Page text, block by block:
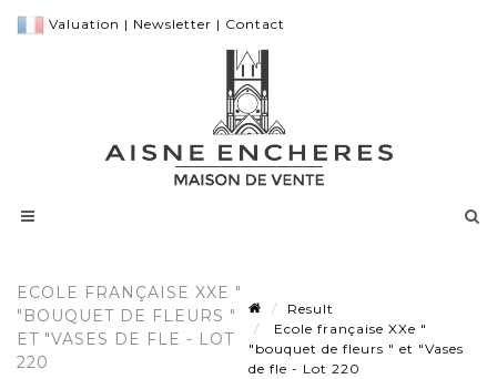
Valuation | Newsletter | Contact
ECOLE FRANÇAISE XXE "
"BOUQUET DE FLEURS "
ET "VASES DE FLE - LOT
220
Result
Ecole française XXe "
"bouquet de fleurs " et "Vases
de fle - Lot 220